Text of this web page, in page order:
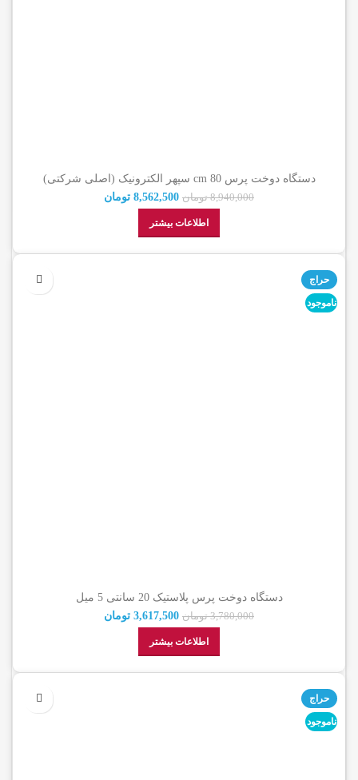
دستگاه دوخت پرس 80 cm سپهر الکترونیک (اصلی شرکتی)
8,940,000 تومان 8,562,500 تومان
اطلاعات بیشتر
حراج
ناموجود
دستگاه دوخت پرس پلاستیک 20 سانتی 5 میل
3,780,000 تومان 3,617,500 تومان
اطلاعات بیشتر
حراج
ناموجود